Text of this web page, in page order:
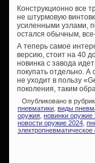
Конструкционно все
не штурмовую
усиленными узлами,
остался обычным,
А теперь самое
версию, стоит на 40
новинка с завода
покупать отдельно. А
не уходит в пользу
поколения, таким
Опубликовано в
пневматики виды
оружия новинки оружие
новости оружие 2024
электропневматическое